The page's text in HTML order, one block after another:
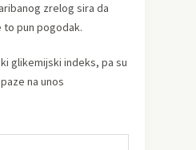
zrelog sira da
to pun pogodak.
glikemijski indeks, pa su
na unos